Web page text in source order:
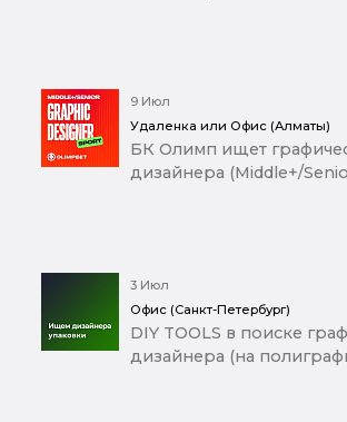
9 Июл
Удаленка или Офис (Алматы)
БК Олимп ищет
дизайнера (Middle+/
3 Июл
Офис (Санкт-Петербург)
DIY TOOLS в поиске
дизайнера (на